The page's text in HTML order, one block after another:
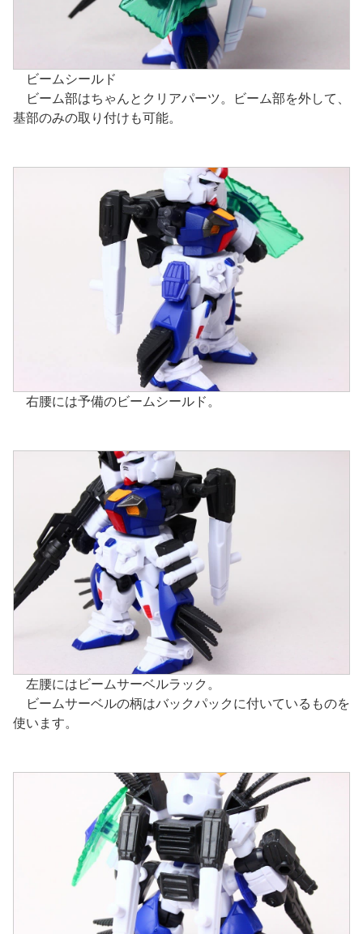
ビームシールド
ビーム部はちゃんとクリアパーツ。ビーム部を外して、
基部のみの取り付けも可能。
右腰には予備のビームシールド。
左腰にはビームサーベルラック。
ビームサーベルの柄はバックパックに付いているものを
使います。